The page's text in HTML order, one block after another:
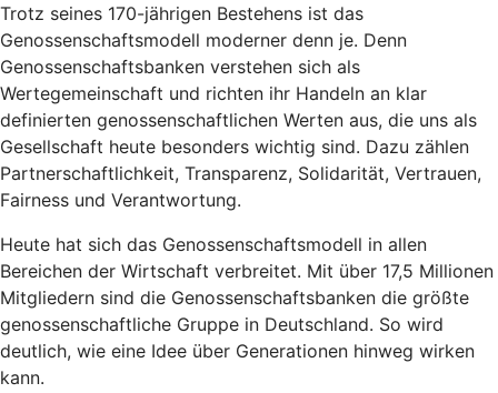
Trotz seines 170-jährigen Bestehens ist das
Genossenschaftsmodell moderner denn je. Denn
Genossenschaftsbanken verstehen sich als
Wertegemeinschaft und richten ihr Handeln an klar
definierten genossenschaftlichen Werten aus, die uns als
Gesellschaft heute besonders wichtig sind. Dazu zählen
Partnerschaftlichkeit, Transparenz, Solidarität, Vertrauen,
Fairness und Verantwortung.
Heute hat sich das Genossenschaftsmodell in allen
Bereichen der Wirtschaft verbreitet. Mit über 17,5 Millionen
Mitgliedern sind die Genossenschaftsbanken die größte
genossenschaftliche Gruppe in Deutschland. So wird
deutlich, wie eine Idee über Generationen hinweg wirken
kann.